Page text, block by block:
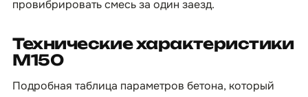
провибрировать смесь за один заезд.
Технические характеристики
М150
Подробная таблица параметров бетона, который